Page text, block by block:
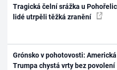
Tragická čelní srážka u
lidé utrpěli těžká zranění
Grónsko v pohotovosti:
Trumpa chystá vrty bez povolení